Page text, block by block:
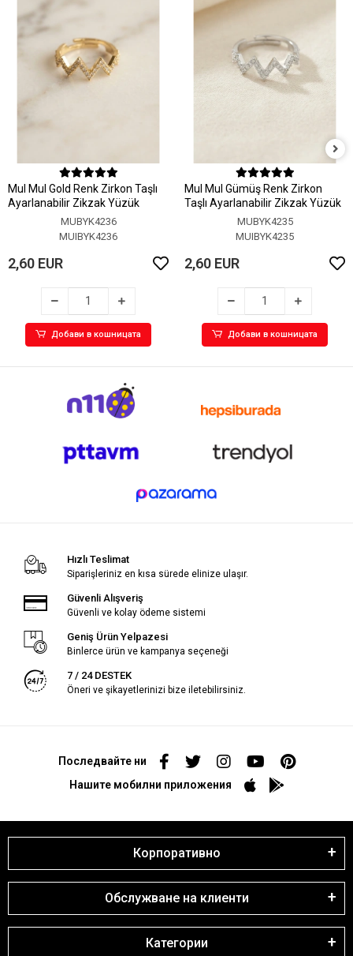
MuI MuI Gold Renk Zirkon Taşlı
Ayarlanabilir Zikzak Yüzük
MUBYK4236
MUIBYK4236
2,60 EUR
Добави в кошницата
MuI MuI Gümüş Renk Zirkon
Taşlı Ayarlanabilir Zikzak Yüzük
MUBYK4235
MUIBYK4235
2,60 EUR
Добави в кошницата
Hızlı Teslimat
Siparişleriniz en kısa sürede elinize ulaşır.
Güvenli Alışveriş
Güvenli ve kolay ödeme sistemi
Geniş Ürün Yelpazesi
Binlerce ürün ve kampanya seçeneği
7 / 24 DESTEK
Öneri ve şikayetlerinizi bize iletebilirsiniz.
Последвайте ни
Нашите мобилни приложения
Корпоративно
Обслужване на клиенти
Категории